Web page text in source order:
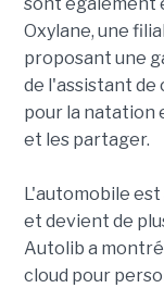
sont également
Oxylane, une
proposant une
de l'assistant de
pour la natation
et les partager.
L'automobile
et devient de
Autolib a
cloud pour